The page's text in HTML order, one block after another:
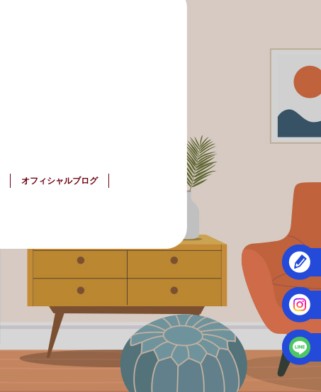
オフィシャルブログ